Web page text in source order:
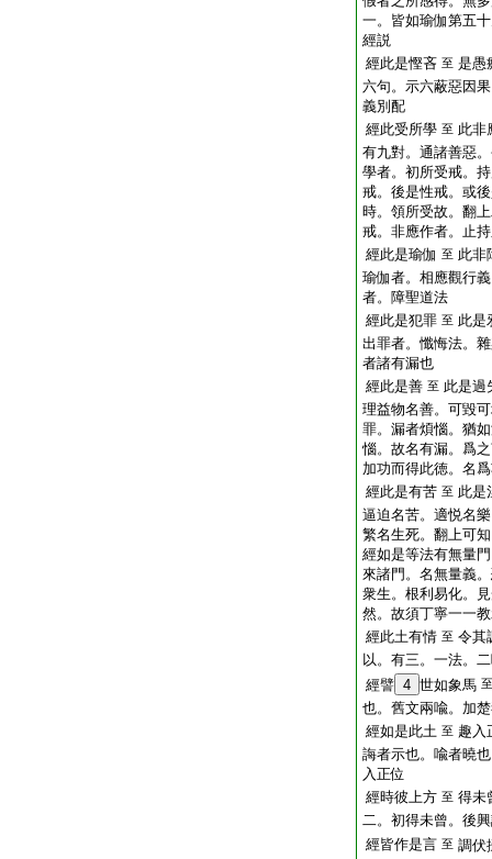
一。皆如瑜伽第五
經説
經此是慳吝 至 是愚
六句。示六蔽惡因
義別配
經此受所學 至 此
有九對。通諸善惡
學者。初所受戒。
戒。後是性戒。或
時。領所受故。翻
戒。非應作者。止
經此是瑜伽 至 此
瑜伽者。相應觀行
者。障聖道法
經此是犯罪 至 此
出罪者。懺悔法。
者諸有漏也
經此是善 至 此是
理益物名善。可毀
罪。漏者煩惱。猶
惱。故名有漏。爲
加功而得此徳。名
經此是有苦 至 此
逼迫名苦。適悦名
繁名生死。翻上可知
經如是等法有無量
來諸門。名無量義
衆生。根利易化。
然。故須丁寧一一
經此土有情 至 令其
以。有三。一法。
經譬 4 世如象馬 至
也。舊文兩喩。加
經如是此土 至 趣
誨者示也。喩者曉
入正位
經時彼上方 至 得未
二。初得未曾。後
經皆作是言 至 調伏